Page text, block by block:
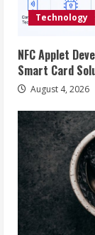
Technology
NFC Applet
Smart Card
August 4, 2026